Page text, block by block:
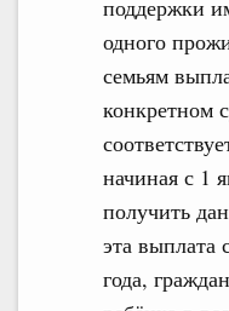
поддержки
одного
семьям
конкретном
начиная с 1
получить
эта выплата
года,